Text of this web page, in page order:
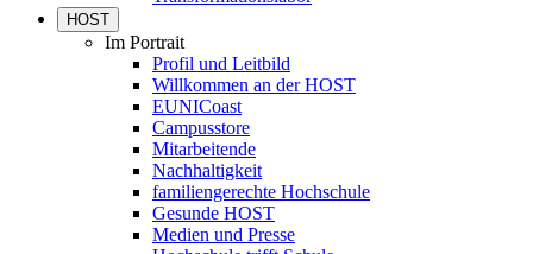
HOST
Im Portrait
Profil und Leitbild
Willkommen an der HOST
EUNICoast
Campusstore
Mitarbeitende
Nachhaltigkeit
familiengerechte Hochschule
Gesunde HOST
Medien und Presse